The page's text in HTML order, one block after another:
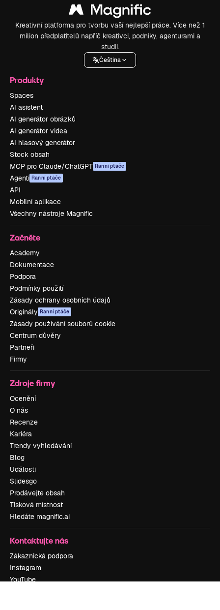
Kreativní platforma pro tvorbu vaší nejlepší práce. Více než 1
milion předplatitelů napříč kreativci, podniky, agenturami a
studii.
Čeština
Produkty
Spaces
AI asistent
AI generátor obrázků
AI generátor videa
AI hlasový generátor
Stock obsah
MCP pro Claude/ChatGPT Ranní ptáče
Agenti Ranní ptáče
API
Mobilní aplikace
Všechny nástroje Magnific
Začněte
Academy
Dokumentace
Podpora
Podmínky použití
Zásady ochrany osobních údajů
Originály Ranní ptáče
Zásady používání souborů cookie
Centrum důvěry
Partneři
Firmy
Zdroje firmy
Ocenění
O nás
Recenze
Kariéra
Trendy vyhledávání
Blog
Události
Slidesgo
Prodávejte obsah
Tisková místnost
Hledáte magnific.ai
Kontaktujte nás
Zákaznická podpora
Instagram
YouTube